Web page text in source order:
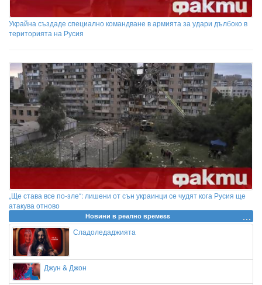
Украйна създаде специално командване в армията за удари дълбоко в
територията на Русия
„Ще става все по-зле“: лишени от сън украинци се чудят кога Русия ще
атакува отново
Новини в реално времеss
Сладоледаджията
Джун & Джон